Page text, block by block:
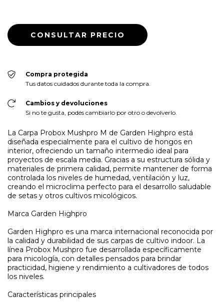
Compra protegida
Tus datos cuidados durante toda la compra.
Cambios y devoluciones
Si no te gusta, podés cambiarlo por otro o devolverlo.
La Carpa Probox Mushpro M de Garden Highpro está
diseñada especialmente para el cultivo de hongos en
interior, ofreciendo un tamaño intermedio ideal para
proyectos de escala media. Gracias a su estructura sólida y
materiales de primera calidad, permite mantener de forma
controlada los niveles de humedad, ventilación y luz,
creando el microclima perfecto para el desarrollo saludable
de setas y otros cultivos micológicos.
Marca Garden Highpro
Garden Highpro es una marca internacional reconocida por
la calidad y durabilidad de sus carpas de cultivo indoor. La
línea Probox Mushpro fue desarrollada específicamente
para micología, con detalles pensados para brindar
practicidad, higiene y rendimiento a cultivadores de todos
los niveles.
Características principales